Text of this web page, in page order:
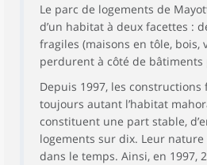
Le parc de logements de
d’un habitat à deux facettes :
fragiles (maisons en tôle, bois,
perdurent à côté de
Depuis 1997, les
toujours autant l’habitat
constituent une part stable,
logements sur dix. Leur
dans le temps. Ainsi, en 1997,